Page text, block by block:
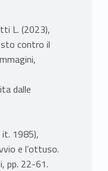
L. (2023),
contro il
dalle
it. 1985),
e l’ottuso.
pp. 22-61.